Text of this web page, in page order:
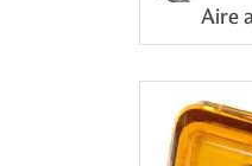
Aire